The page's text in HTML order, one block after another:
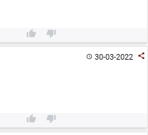
 
30-03-2022 
 